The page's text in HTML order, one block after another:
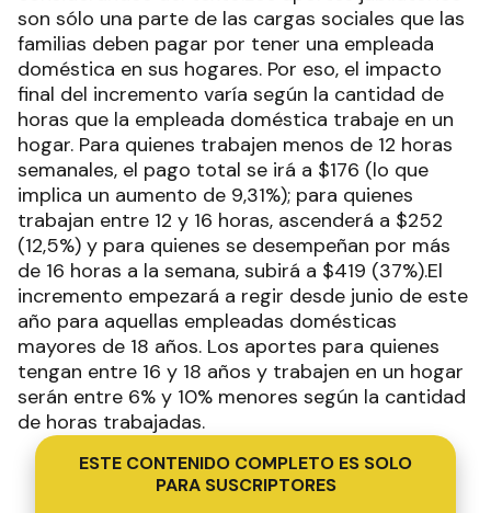
son sólo una parte de las cargas sociales que las
familias deben pagar por tener una empleada
doméstica en sus hogares. Por eso, el impacto
final del incremento varía según la cantidad de
horas que la empleada doméstica trabaje en un
hogar. Para quienes trabajen menos de 12 horas
semanales, el pago total se irá a $176 (lo que
implica un aumento de 9,31%); para quienes
trabajan entre 12 y 16 horas, ascenderá a $252
(12,5%) y para quienes se desempeñan por más
de 16 horas a la semana, subirá a $419 (37%).El
incremento empezará a regir desde junio de este
año para aquellas empleadas domésticas
mayores de 18 años. Los aportes para quienes
tengan entre 16 y 18 años y trabajen en un hogar
serán entre 6% y 10% menores según la cantidad
de horas trabajadas.
ESTE CONTENIDO COMPLETO ES SOLO
PARA SUSCRIPTORES